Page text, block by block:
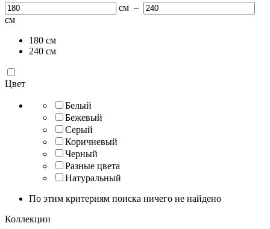
см –
см
180 см
240 см
Цвет
Белый
Бежевый
Серый
Коричневый
Черный
Разные цвета
Натуральный
По этим критериям поиска ничего не найдено
Коллекции